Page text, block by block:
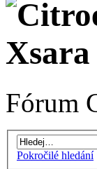
Fórum
Pokročilé hledání